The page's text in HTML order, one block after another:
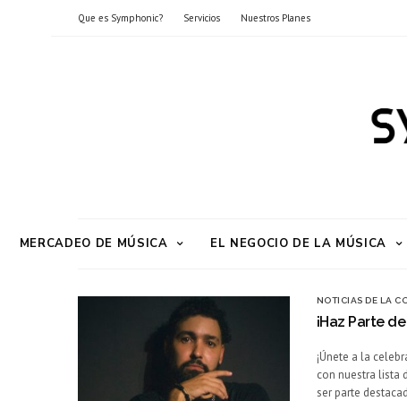
Que es Symphonic? Servicios Nuestros Planes
MERCADEO DE MÚSICA EL NEGOCIO DE LA MÚSICA
NOTICIAS DE LA
¡Haz Parte
¡Únete a la
con nuestra lista
ser parte